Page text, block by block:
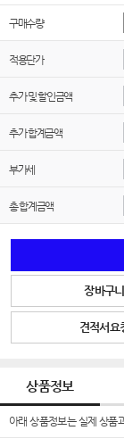
구매수량
적용단가
추가 및 할인금액
추가 합계금액
부가세
총 합계금액
장바구니
견적서요
상품정보
아래 상품정보는 실제 상품